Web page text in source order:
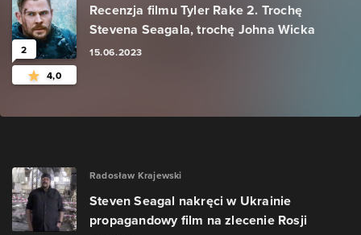
2
4,0
Recenzja filmu Tyler Rake 2. Trochę
Stevena Seagala, trochę Johna Wicka
15.06.2023
Radosław Krajewski
Steven Seagal nakręci w Ukrainie
propagandowy film na zlecenie Rosji